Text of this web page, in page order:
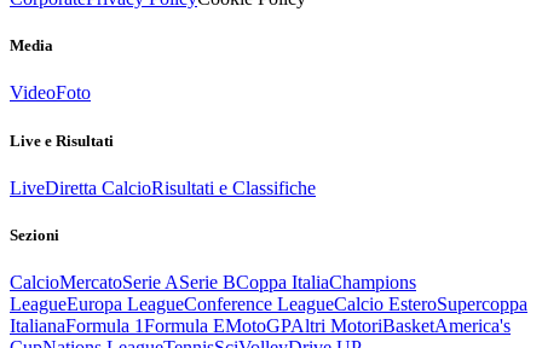
Media
VideoFoto
Live e Risultati
LiveDiretta CalcioRisultati e Classifiche
Sezioni
CalcioMercatoSerie ASerie BCoppa ItaliaChampions
LeagueEuropa LeagueConference LeagueCalcio EsteroSupercoppa
ItalianaFormula 1Formula EMotoGPAltri MotoriBasketAmerica's